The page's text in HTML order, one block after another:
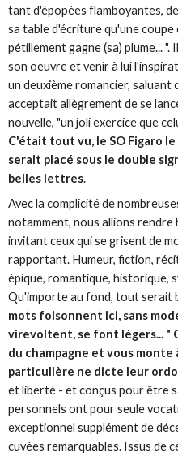
tant d'épopées flamboyantes,
sa table d'écriture qu'une coupe
pétillement gagne (sa) plume...
son oeuvre et venir à lui
un deuxième romancier, saluant
acceptait allègrement de se
nouvelle, "un joli exercice que
C'était tout vu, le SO Figaro
serait placé sous le double
belles lettres.
Avec la complicité de
notamment, nous allions rendre
invitant ceux qui se grisent de
rapportant. Humeur, fiction,
épique, romantique, historique,
Qu'importe au fond, tout serait
mots foisonnent ici, sans
virevoltent, se font légers... "
du champagne et vous
particulière ne dicte leur
et liberté - et conçus pour être
personnels ont pour seule
exceptionnel supplément de
cuvées remarquables. Issus de